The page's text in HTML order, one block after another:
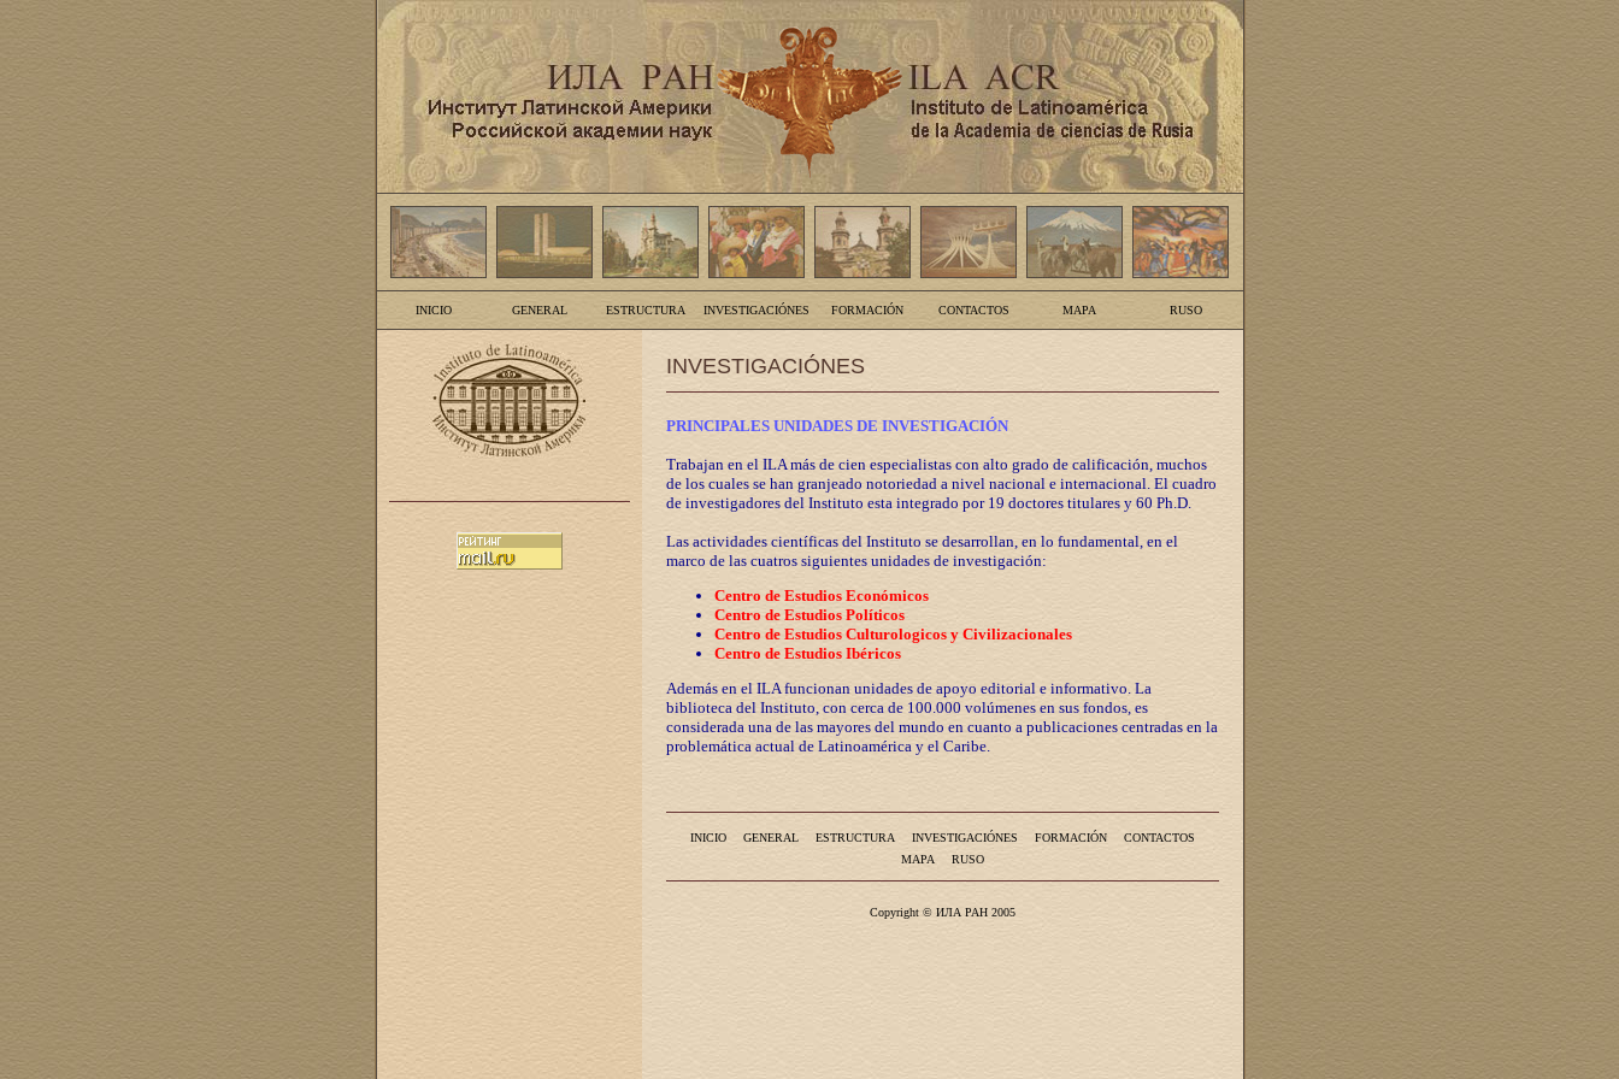
INICIO GENERAL ESTRUCTURA INVESTIGACIÓNES FORMACIÓN CONTACTOS MAPA RUSO
INVESTIGACIÓNES
PRINCIPALES UNIDADES DE INVESTIGACIÓN
Trabajan en el ILA más de cien especialistas con alto grado de calificación, muchos
de los cuales se han granjeado notoriedad a nivel nacional e internacional. El cuadro
de investigadores del Instituto esta integrado por 19 doctores titulares y 60 Ph.D.
Las actividades científicas del Instituto se desarrollan, en lo fundamental, en el
marco de las cuatros siguientes unidades de investigación:
Centro de Estudios Económicos
Centro de Estudios Políticos
Centro de Estudios Culturologicos y Civilizacionales
Centro de Estudios Ibéricos
Además en el ILA funcionan unidades de apoyo editorial e informativo. La
biblioteca del Instituto, con cerca de 100.000 volúmenes en sus fondos, es
considerada una de las mayores del mundo en cuanto a publicaciones centradas en la
problemática actual de Latinoamérica y el Caribe.
INICIO GENERAL ESTRUCTURA INVESTIGACIÓNES FORMACIÓN
CONTACTOS
MAPA
RUSO
Copyright © ИЛА РАН 2005